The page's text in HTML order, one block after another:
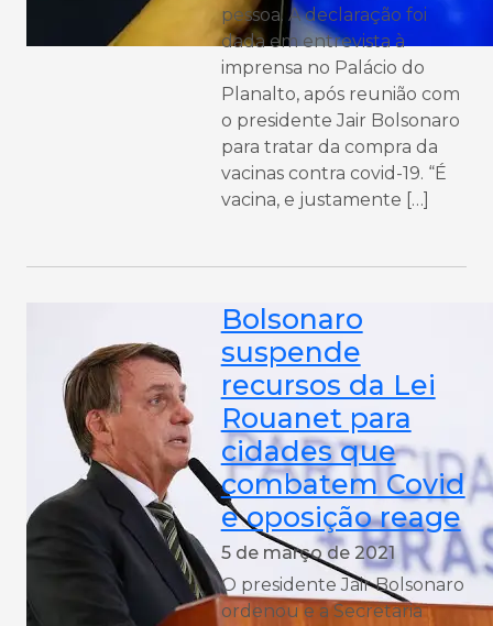
pessoa. A declaração foi
dada em entrevista à
imprensa no Palácio do
Planalto, após reunião com
o presidente Jair Bolsonaro
para tratar da compra da
vacinas contra covid-19. “É
vacina, e justamente […]
Bolsonaro
suspende
recursos da Lei
Rouanet para
cidades que
combatem Covid
e oposição reage
5 de março de 2021
O presidente Jair Bolsonaro
ordenou e a Secretaria